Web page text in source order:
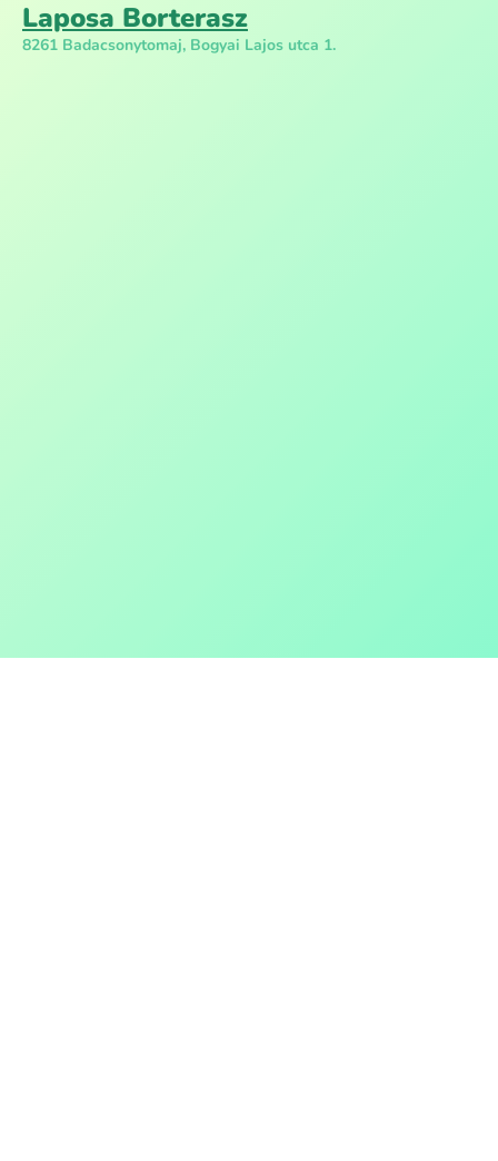
Laposa Borterasz
8261 Badacsonytomaj, Bogyai Lajos utca 1.